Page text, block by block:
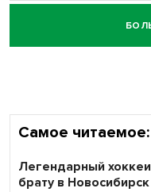
Честный выбор:
объективность
Самое читаемое:
Легендарный
брату в Новосибирск